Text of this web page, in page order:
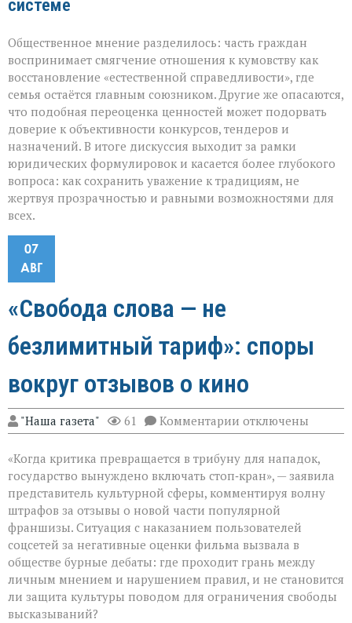
системе
Общественное мнение разделилось: часть граждан
воспринимает смягчение отношения к кумовству как
восстановление «естественной справедливости», где
семья остаётся главным союзником. Другие же опасаются,
что подобная переоценка ценностей может подорвать
доверие к объективности конкурсов, тендеров и
назначений. В итоге дискуссия выходит за рамки
юридических формулировок и касается более глубокого
вопроса: как сохранить уважение к традициям, не
жертвуя прозрачностью и равными возможностями для
всех.
07
АВГ
«Свобода слова — не
безлимитный тариф»: споры
вокруг отзывов о кино
"Наша газета" 61 Комментарии к
записи
слова — не
безлимитный
тариф»:
споры
вокруг
отзывов
о
кино
отключены
«Когда критика превращается в трибуну для нападок,
государство вынуждено включать стоп‑кран», — заявила
представитель культурной сферы, комментируя волну
штрафов за отзывы о новой части популярной
франшизы. Ситуация с наказанием пользователей
соцсетей за негативные оценки фильма вызвала в
обществе бурные дебаты: где проходит грань между
личным мнением и нарушением правил, и не становится
ли защита культуры поводом для ограничения свободы
высказываний?